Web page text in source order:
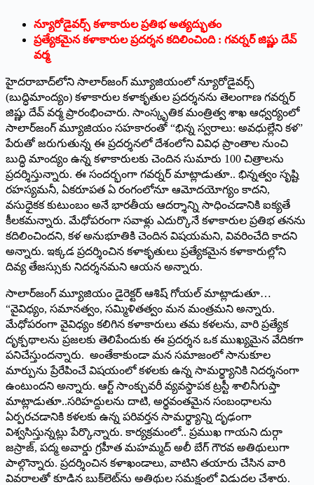
న్యూరోడైవ‌ర్స్‌ కళాకారుల ప్రతిభ అత్య‌ద్భుతం
ప్రత్యేకమైన కళాకారుల ప్ర‌ద‌ర్శ‌న క‌దిలించింది : గ‌వ‌ర్న‌ర్ జిష్ణు దేవ్
వర్మ
హైదరాబాద్‌లోని సాలార్‌జంగ్ మ్యూజియంలో న్యూరోడైవర్స్
(బుద్ధిమాంద్యం) కళాకారుల కళాకృతుల ప్రదర్శనను తెలంగాణ గవర్నర్
జిష్ణు దేవ్ వర్మ ప్రారంభించారు. సాంస్కృతిక మంత్రిత్వ శాఖ ఆధ్వర్యంలో
సాలార్‌జంగ్ మ్యూజియం సహకారంతో “భిన్న స్వరాలు: అవధుల్లేని కళ”
పేరుతో జరుగుతున్న ఈ ప్రదర్శనలో దేశంలోని వివిధ ప్రాంతాల నుంచి
బుద్ధి మాంద్యం ఉన్న కళాకారులకు చెందిన సుమారు 100 చిత్రాలను
ప్రదర్శిస్తున్నారు. ఈ సందర్భంగా గవర్నర్‌ మాట్లాడుతూ.. భిన్నత్వం సృష్టి
రహస్యమనీ, ఏకరూపత ఏ రంగంలోనూ ఆమోదయోగ్యం కాదని,
వసుధైక‌క కుటుంబం అనే భారతీయ ఆదర్శాన్ని సాధించడానికి ఐక్యతే
కీలకమన్నారు. మేధోపరంగా సవాళ్లు ఎదుర్కొనే కళాకారుల ప్రతిభ తనను
కదిలించిందని, కళ అనుభూతికి చెందిన విషయమని, వివరించేది కాదని
అన్నారు. ఇక్కడ ప్రదర్శించిన కళాకృతులు ప్రత్యేకమైన కళాకారుల్లోని
దివ్య తేజస్సుకు నిదర్శనమని ఆయన అన్నారు.
సాలార్‌జంగ్ మ్యూజియం డైరెక్టర్ ఆశిష్ గోయల్ మాట్లాడుతూ…
“వైవిధ్యం, సమానత్వం, సమ్మిళితత్వం మన మంత్రమ‌ని అన్నారు.
మేధోపరంగా వైవిధ్యం కలిగిన కళాకారులు తమ కళలను, వారి ప్రత్యేక
దృక్పథాలను ప్రజలకు తెలిపేందుకు ఈ ప్రదర్శన ఒక ముఖ్యమైన వేదికగా
పనిచేస్తుంద‌న్నారు. అంతేకాకుండా మన సమాజంలో సానుకూల
మార్పును ప్రేరేపించే విషయంలో కళలకు ఉన్న సామర్థ్యానికి నిదర్శనంగా
ఉంటుందని అన్నారు. ఆర్ట్ సాంక్చువరీ వ్యవస్థాపక ట్రస్టీ శాలినీగుప్తా
మాట్లాడుతూ..సరిహద్దులను దాటి, అర్థవంతమైన సంబంధాలను
ఏర్పరచడానికి కళలకు ఉన్న పరివర్తన సామర్థ్యాన్ని దృఢంగా
విశ్వసిస్తున్నట్లు పేర్కొన్నారు. కార్యక్రమంలో.. ప్రముఖ గాయని దుర్గా
జస్రాజ్, పద్మ అవార్డు గ్రహీత మహమ్మద్ అలీ బేగ్ గౌరవ అతిథులుగా
పాల్గొన్నారు. ప్రదర్శించిన కళాఖండాలు, వాటిని తయారు చేసిన వారి
వివరాలతో కూడిన బుక్‌లెట్‌ను అతిథుల సమక్షంలో విడుదల చేశారు.